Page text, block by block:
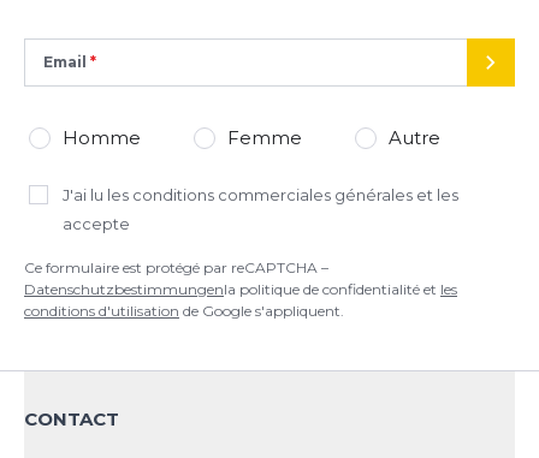
Email
Homme Femme Autre
J'ai lu les conditions commerciales générales et les
accepte
Ce formulaire est protégé par reCAPTCHA –
Datenschutzbestimmungenla politique de confidentialité et les
conditions d'utilisation de Google s'appliquent.
CONTACT